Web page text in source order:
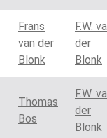
Frans
van der
Blonk
F.W.
der
Blonk
Thomas
Bos
F.W.
der
Blonk